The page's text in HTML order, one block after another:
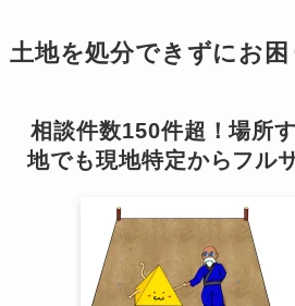
土地を処分できずにお
相談件数150件超！場所
地でも現地特定からフル